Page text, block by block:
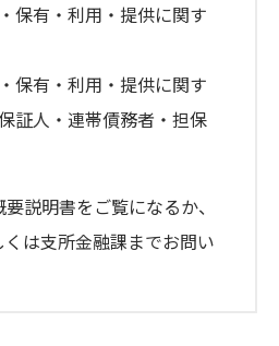
保有・利用・提供に関す
保有・利用・提供に関す
証人・連帯債務者・担保
説明書をご覧になるか、
は支所金融課までお問い